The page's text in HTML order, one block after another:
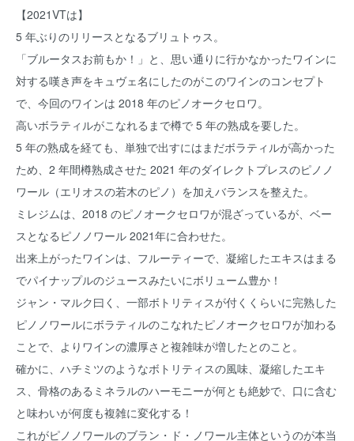
【2021VTは】
5 年ぶりのリリースとなるブリュトゥス。
「ブルータスお前もか！」と、思い通りに行かなかったワインに
対する嘆き声をキュヴェ名にしたのがこのワインのコンセプト
で、今回のワインは 2018 年のピノオークセロワ。
高いボラティルがこなれるまで樽で 5 年の熟成を要した。
5 年の熟成を経ても、単独で出すにはまだボラティルが高かった
ため、2 年間樽熟成させた 2021 年のダイレクトプレスのピノノ
ワール（エリオスの若木のピノ）を加えバランスを整えた。
ミレジムは、2018 のピノオークセロワが混ざっているが、ベー
スとなるピノノワール 2021年に合わせた。
出来上がったワインは、フルーティーで、凝縮したエキスはまる
でパイナップルのジュースみたいにボリューム豊か！
ジャン・マルク曰く、一部ボトリティスが付くくらいに完熟した
ピノノワールにボラティルのこなれたピノオークセロワが加わる
ことで、よりワインの濃厚さと複雑味が増したとのこと。
確かに、ハチミツのようなボトリティスの風味、凝縮したエキ
ス、骨格のあるミネラルのハーモニーが何とも絶妙で、口に含む
と味わいが何度も複雑に変化する！
これがピノノワールのブラン・ド・ノワール主体というのが本当